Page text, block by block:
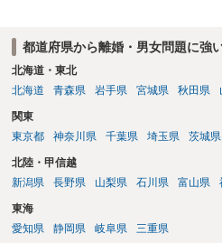
都道府県から離婚・男女問題に強
北海道・東北
北海道
青森県 岩手県 宮城県 秋田県
関東
東京都
神奈川県 千葉県 埼玉県 茨城県
北陸・甲信越
新潟県
長野県 山梨県 石川県 富山県
東海
愛知県
静岡県 岐阜県 三重県